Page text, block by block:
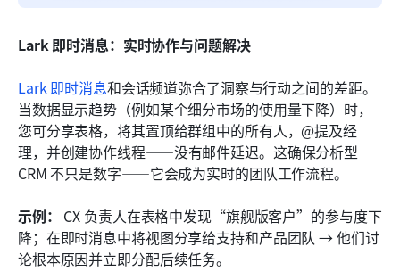
Lark 即时消息：实时协作与问题解决
Lark 即时消息和会话频道弥合了洞察与行动之间的差距。
当数据显示趋势（例如某个细分市场的使用量下降）时，
您可分享表格，将其置顶给群组中的所有人，@提及经
理，并创建协作线程——没有邮件延迟。这确保分析型
CRM 不只是数字——它会成为实时的团队工作流程。
示例： CX 负责人在表格中发现“旗舰版客户”的参与度下
降；在即时消息中将视图分享给支持和产品团队 → 他们讨
论根本原因并立即分配后续任务。